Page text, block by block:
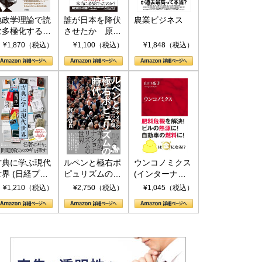
政学理論で読
多極化する世
トランプと
¥1,870（税込）
誰が日本を降伏
させたか 原爆
投下、ソ連参
(PHP新書)
¥1,100（税込）
農業ビジネス
¥1,848（税込）
典に学ぶ現代
界 (日経プレ
アシリーズ)
¥1,210（税込）
ルペンと極右ポ
ピュリズムの時
代：〈ヤヌス〉
¥2,750（税込）
ウンコノミクス
(インターナシ
ョナル新書)
¥1,045（税込）